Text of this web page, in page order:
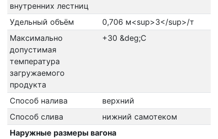
внутренних лестниц
Удельный объём
0,706 м<sup>3</sup>/т
Максимально
допустимая
температура
загружаемого
продукта
+30 &deg;C
Способ налива
верхний
Способ слива
нижний самотеком
Наружные размеры вагона